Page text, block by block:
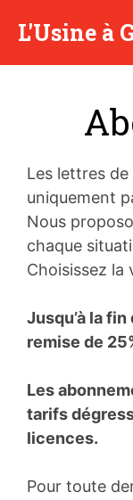
L'Usine à
Les lettres de
uniquement
Nous
chaque
Choisissez la
Jusqu’à la fin
remise de
Les
tarifs
licences.
Pour toute